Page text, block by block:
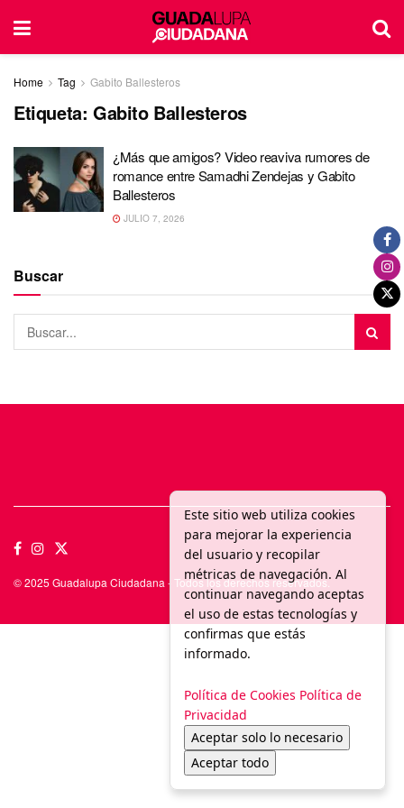
Home Tag Gabito Ballesteros
Etiqueta: Gabito Ballesteros
¿Más que amigos? Video reaviva rumores de
romance entre Samadhi Zendejas y Gabito
Ballesteros
JULIO 7, 2026
Buscar
© 2025 Guadalupa Ciudadana - Todos los derechos reservados.
Este sitio web utiliza cookies
para mejorar la experiencia
del usuario y recopilar
métricas de navegación. Al
continuar navegando aceptas
el uso de estas tecnologías y
confirmas que estás
informado.
Política de Cookies Política de
Privacidad
Aceptar solo lo necesario
Aceptar todo